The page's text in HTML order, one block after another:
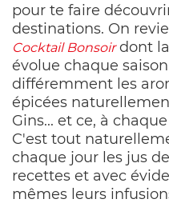
pour te faire
destinations. On
Cocktail Bonsoirdont la
évolue chaque
différemment les
épicées
Gins... et ce, à
C'est tout
chaque jour les jus
recettes et avec
mêmes leurs